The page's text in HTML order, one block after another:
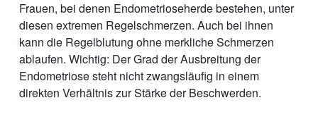
Frauen, bei denen Endometrioseherde bestehen, unter
diesen extremen Regelschmerzen. Auch bei ihnen
kann die Regelblutung ohne merkliche Schmerzen
ablaufen. Wichtig: Der Grad der Ausbreitung der
Endometriose steht nicht zwangsläufig in einem
direkten Verhältnis zur Stärke der Beschwerden.